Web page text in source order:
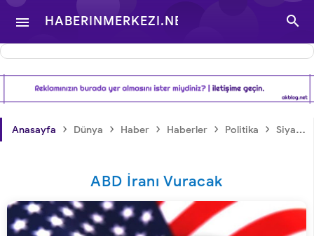
 HABERINMERKEZI.NET
- TÜRKIYE VE DÜNYA
GÜNDEMINDEN

Anasayfa › Dünya › Haber › Haberler › Politika › Siyaset
ABD İranı Vuracak